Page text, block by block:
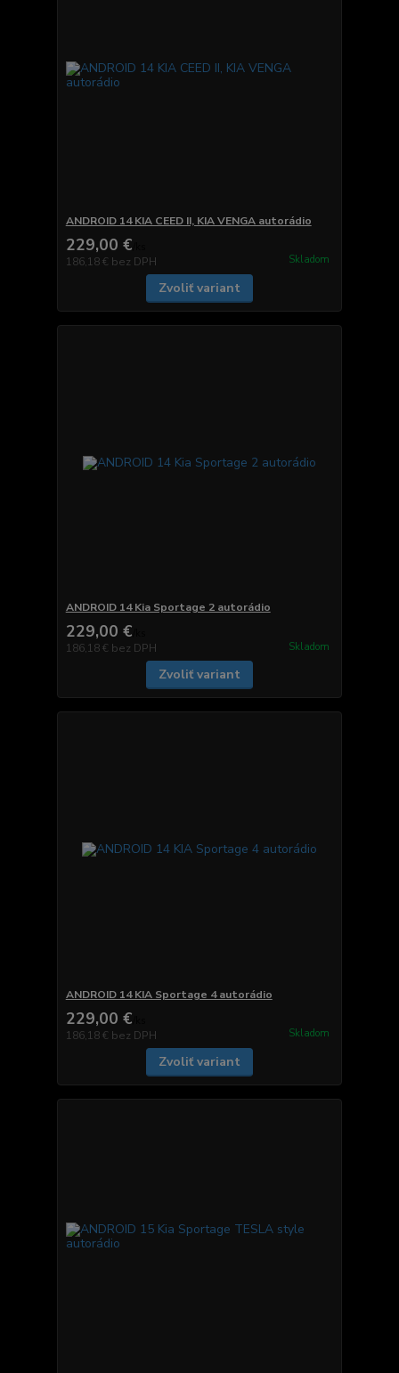
ANDROID 14 KIA CEED II, KIA VENGA autorádio
229,00 €
186,18 € bez DPH Skladom
Zvoliť variant
ANDROID 14 Kia Sportage 2 autorádio
229,00 €
186,18 € bez DPH Skladom
Zvoliť variant
ANDROID 14 KIA Sportage 4 autorádio
229,00 €
186,18 € bez DPH Skladom
Zvoliť variant